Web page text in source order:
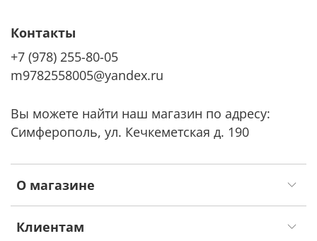
О магазине
Клиентам
Контакты
+7 (978) 255-80-05
m9782558005@yandex.ru
Вы можете найти наш магазин по адресу:
Симферополь, ул. Кечкеметская д. 190